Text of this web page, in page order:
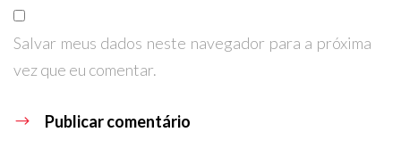
Salvar meus dados neste navegador para a próxima
vez que eu comentar.